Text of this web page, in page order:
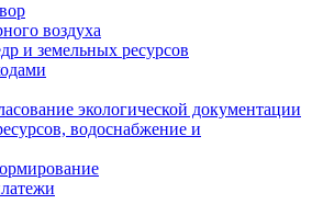
воздуха
и земельных ресурсов
экологической документации
водоснабжение и